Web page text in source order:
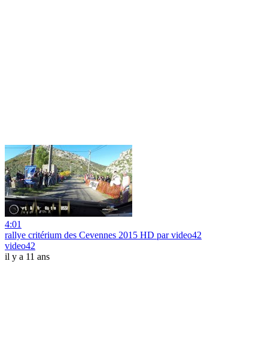
4:01
rallye critérium des Cevennes 2015 HD par video42
video42
il y a 11 ans